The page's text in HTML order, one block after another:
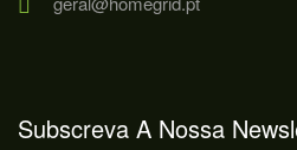
Subscreva A Nossa